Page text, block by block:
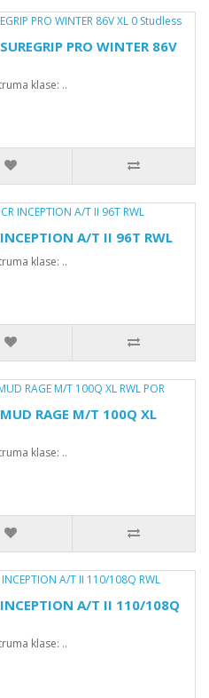
PRO WINTER 86V
klase: ..
A/T II 96T RWL
klase: ..
RAGE M/T 100Q XL
klase: ..
A/T II 110/108Q
klase: ..